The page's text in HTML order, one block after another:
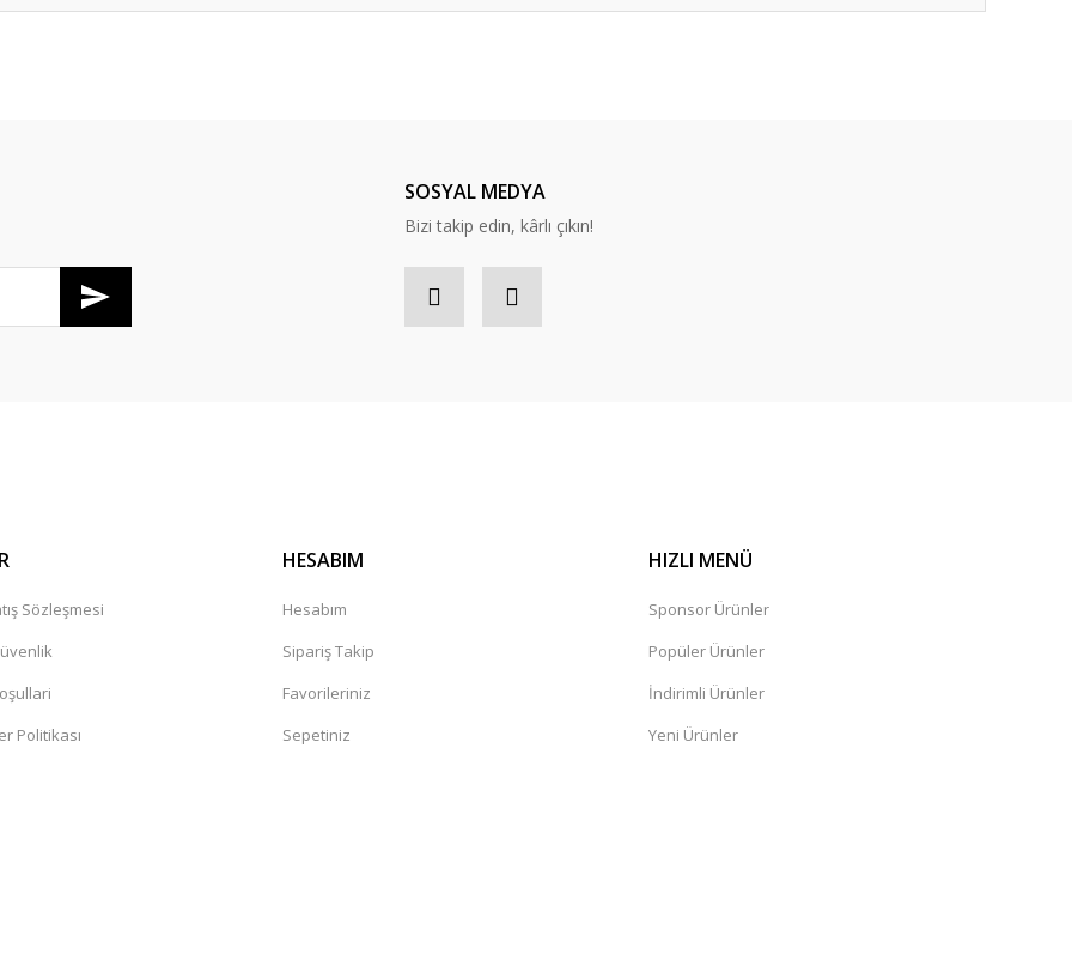
SOSYAL MEDYA
Bizi takip edin, kârlı çıkın!
Sözleşmesi
Politikası
HESABIM
Hesabım
Sipariş Takip
Favorileriniz
Sepetiniz
HIZLI MENÜ
Sponsor Ürünler
Popüler Ürünler
İndirimli Ürünler
Yeni Ürünler